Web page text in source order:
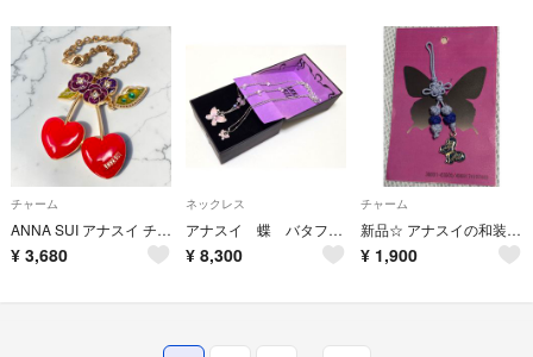
チャーム
ANNA SUI アナスイ チャーム チェリー ラインストーン ゴールド さくらんぼ 花 フラワー
¥ 3,680
ネックレス
アナスイ 蝶 バタフライモチーフ ネックレス2本セット 箱付き
¥ 8,300
チャーム
新品☆ アナスイの和装チャーム（浴衣）
¥ 1,900